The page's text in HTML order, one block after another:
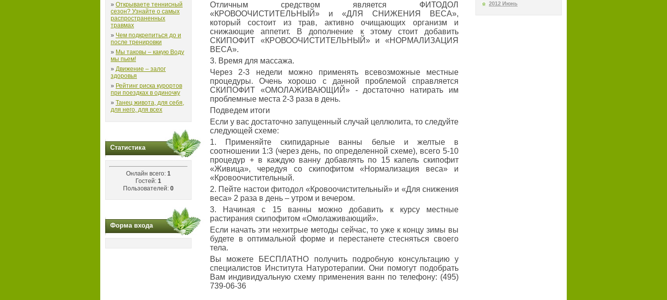
» Открываете теннисный
сезон? Узнайте о самых
распространенных
травмах
» Чем подкрепиться до и
после тренировки
» Мы таковы – какую Воду
мы пьем!
» Движение – залог
здоровья
» Рейтинг риска курортов
при поездках в одиночку
» Танец живота, для себя,
для него, для всех
Статистика
Онлайн всего: 1
Гостей: 1
Пользователей: 0
Форма входа
Отличным средством является ФИТОДОЛ
«КРОВООЧИСТИТЕЛЬНЫЙ» и «ДЛЯ СНИЖЕНИЯ ВЕСА»,
который состоит из трав, активно очищающих организм и
снижающие аппетит. В дополнение к этому стоит добавить
СКИПОФИТ «КРОВООЧИСТИТЕЛЬНЫЙ» и «НОРМАЛИЗАЦИЯ
ВЕСА».
3. Время для массажа.
Через 2-3 недели можно применять всевозможные местные
процедуры. Очень хорошо с данной проблемой справляется
СКИПОФИТ «ОМОЛАЖИВАЮЩИЙ» - достаточно натирать им
проблемные места 2-3 раза в день.
Подведем итоги
Если у вас достаточно запущенный случай целлюлита, то следуйте
следующей схеме:
1. Применяйте скипидарные ванны белые и желтые в
соотношении 1:3 (через день, по определенной схеме), всего 5-10
процедур + в каждую ванну добавлять по 15 капель скипофит
«Живица», чередуя со скипофитом «Нормализация веса» и
«Кровоочистительный.
2. Пейте настои фитодол «Кровоочистительный» и «Для снижения
веса» 2 раза в день – утром и вечером.
3. Начиная с 15 ванны можно добавить к курсу местные
растирания скипофитом «Омолаживающий».
Если начать эти нехитрые методы сейчас, то уже к концу зимы вы
будете в оптимальной форме и перестанете стесняться своего
тела.
Вы можете БЕСПЛАТНО получить подробную консультацию у
специалистов Института Натуротерапии. Они помогут подобрать
Вам индивидуальную схему применения ванн по телефону: (495)
739-06-36
2012 Июнь